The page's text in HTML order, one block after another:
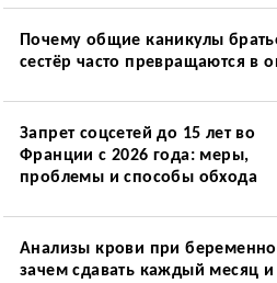
Почему общие каникулы
сестёр часто превращаются в
Запрет соцсетей до 15 лет во
Франции с 2026 года: меры,
проблемы и способы обхода
Анализы крови при
зачем сдавать каждый месяц и